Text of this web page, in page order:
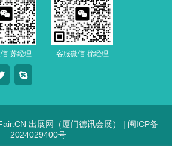
-苏经理 客服微信-徐经理
出展网（厦门德讯会展） | 闽ICP备
2024029400号